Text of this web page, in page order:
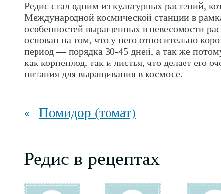
Редис стал одним из культурных растений,
Международной космической станции в
особенностей выращенных в невесомости
основан на том, что у него относительно
период — порядка 30-45 дней, а так же
как корнеплод, так и листья, что делает его
питания для выращивания в космосе.
Помидор (томат)
Редис в рецептах